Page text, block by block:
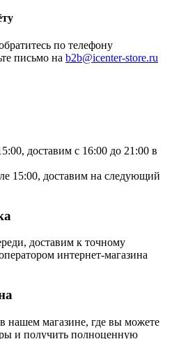
по телефону
письмо на b2b@icenter-store.ru
доставим с 16:00 до 21:00 в
15:00, доставим на следующий
доставим к точному
интернет-магазина
нашем магазине, где вы можете
и получить полноценную